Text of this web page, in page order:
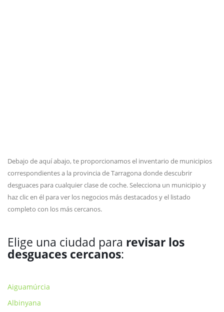
Debajo de aquí abajo, te proporcionamos el inventario de municipios
correspondientes a la provincia de Tarragona donde descubrir
desguaces para cualquier clase de coche. Selecciona un municipio y
haz clic en él para ver los negocios más destacados y el listado
completo con los más cercanos.
Elige una ciudad para revisar los
desguaces cercanos:
Aiguamúrcia
Albinyana